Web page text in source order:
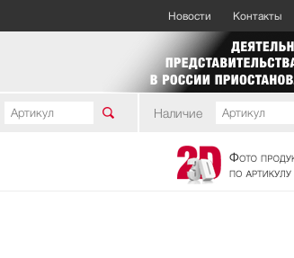
Новости Контакты
Наличие